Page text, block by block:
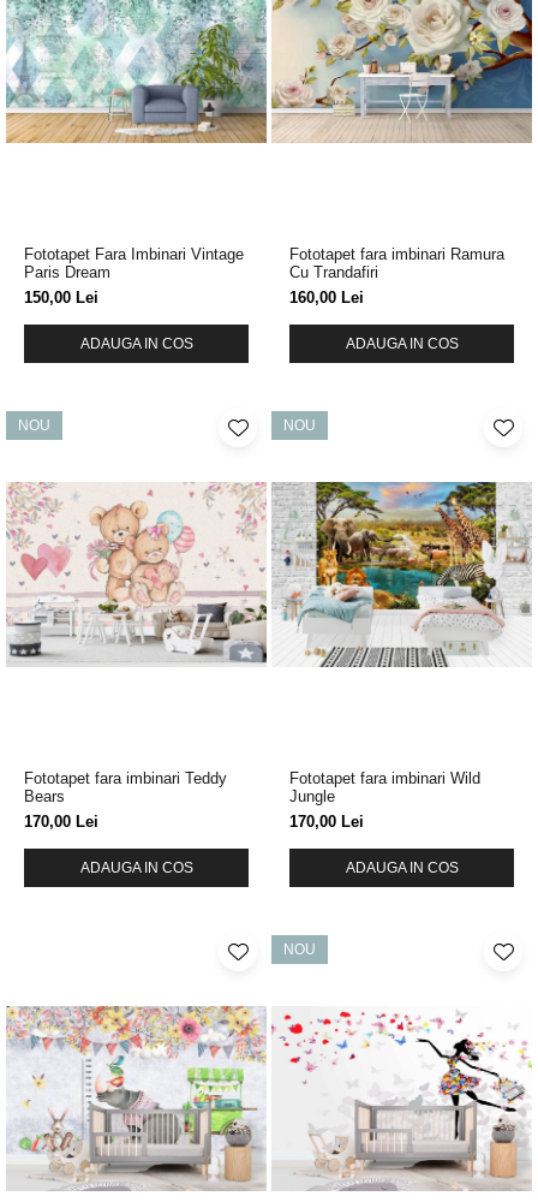
Fototapet Fara Imbinari Vintage
Paris Dream
150,00 Lei
ADAUGA IN COS
Fototapet fara imbinari Ramura
Cu Trandafiri
160,00 Lei
ADAUGA IN COS
NOU
Fototapet fara imbinari Teddy
Bears
170,00 Lei
ADAUGA IN COS
NOU
Fototapet fara imbinari Wild
Jungle
170,00 Lei
ADAUGA IN COS
NOU